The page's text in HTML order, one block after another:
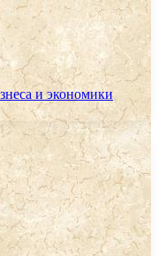
и экономики